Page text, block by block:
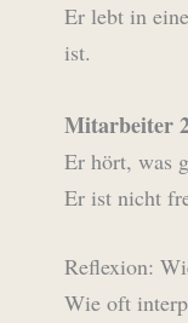
Er lebt in
ist.
Mitarbeiter
Er hört, was
Er ist nicht
Reflexion:
Wie oft